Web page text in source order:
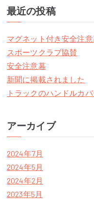
最近の投稿
マグネット付き安全注
スポーツクラブ協賛
安全注意幕
新聞に掲載されました
トラックのハンドルカ
アーカイブ
2024年7月
2024年5月
2024年2月
2023年5月